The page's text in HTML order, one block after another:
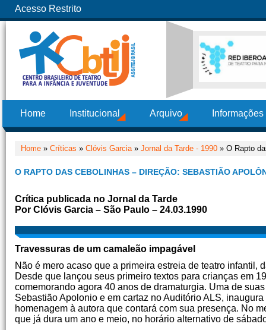
Acesso Restrito
Home Institucional Arquivo
Home » Críticas » Clóvis Garcia» Jornal da Tarde - 1990 » O Rapto
O RAPTO DAS CEBOLINHAS – DIREÇÃO: SEBASTIÃO
Crítica publicada no Jornal da Tarde
Por Clóvis Garcia – São Paulo – 24.03.1990
Travessuras de um camaleão impagável
Não é mero acaso que a primeira estreia de teatro infantil,
Desde que lançou seus primeiro textos para crianças em
comemorando agora 40 anos de dramaturgia. Uma de
Sebastião Apolonio e em cartaz no Auditório ALS,
homenagem à autora que contará com sua presença. No
que já dura um ano e meio, no horário alternativo de